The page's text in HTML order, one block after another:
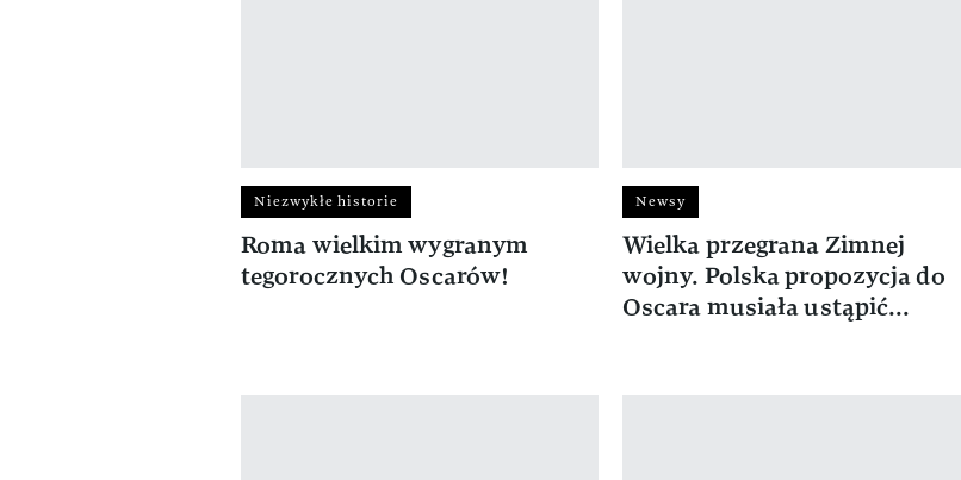
Niezwykłe historie
Roma wielkim wygranym
tegorocznych Oscarów!
Newsy
Wielka przegrana Zimnej
wojny. Polska propozycja do
Oscara musiała ustąpić...